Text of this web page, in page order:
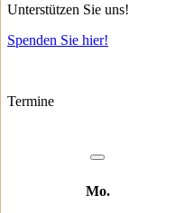
Unterstützen Sie uns!
Spenden Sie hier!
Termine
Mo.